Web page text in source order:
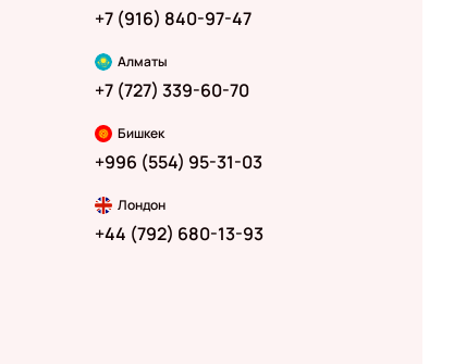
+7 (916) 840-97-47
Алматы
+7 (727) 339-60-70
Бишкек
+996 (554) 95-31-03
Лондон
+44 (792) 680-13-93